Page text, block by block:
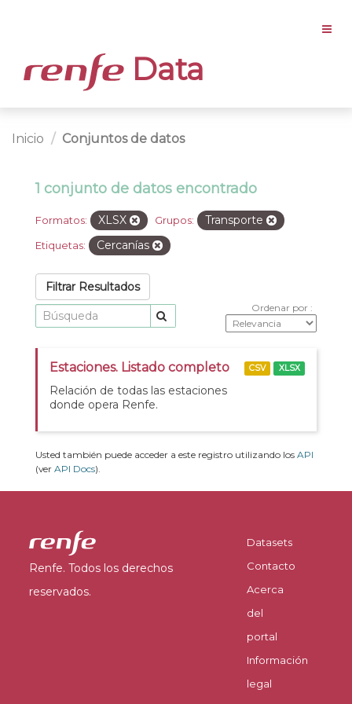
Data
Inicio Conjuntos de datos
1 conjunto de datos encontrado
Formatos: XLSX Grupos: Transporte
Etiquetas: Cercanías
Filtrar Resultados
Ordenar por
Estaciones. Listado completo
Relación de todas las estaciones
donde opera Renfe.
CSV XLSX
Usted también puede acceder a este registro utilizando los API
(ver API Docs).
Renfe. Todos los derechos
reservados.
Datasets
Contacto
Acerca
del
portal
Información
legal